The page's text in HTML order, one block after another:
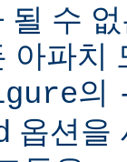
될 수
아파치
의
옵션을